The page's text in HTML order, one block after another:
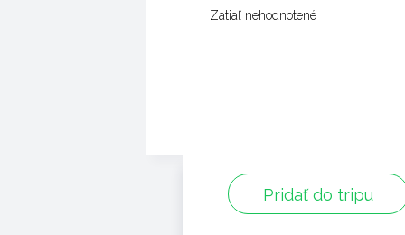
Zatiaľ nehodnotené
Pridať do tripu